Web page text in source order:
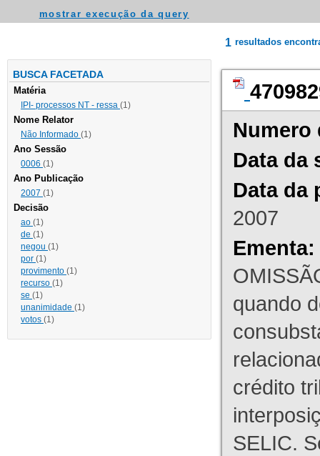
mostrar execução da query
BUSCA FACETADA
Matéria
IPI- processos NT - ressa (1)
Nome Relator
Não Informado (1)
Ano Sessão
0006 (1)
Ano Publicação
2007 (1)
Decisão
ao (1)
de (1)
negou (1)
por (1)
provimento (1)
recurso (1)
se (1)
unanimidade (1)
votos (1)
1 resultados
Numero
Data da
Data da
2007
Ementa:
quando
crédito
SELIC.